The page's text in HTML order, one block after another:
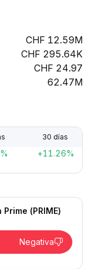
12.59M
295.64K
24.97
62.47M
30 días
+11.26%
(PRIME)
Negativa